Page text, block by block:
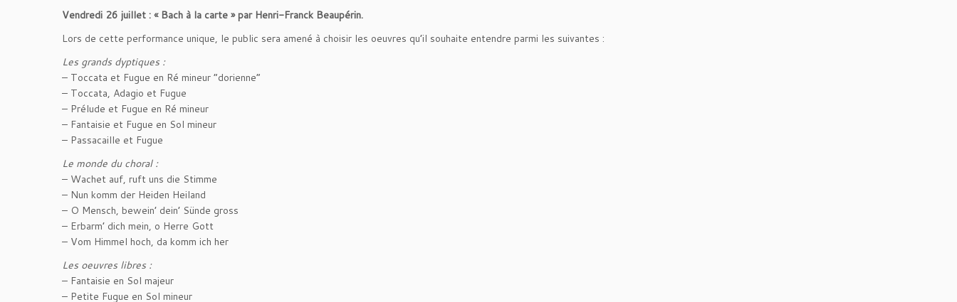
Vendredi 26 juillet : « Bach à la carte » par Henri-Franck Beaupérin.
Lors de cette performance unique, le public sera amené à choisir les oeuvres qu’il souhaite entendre parmi les suivantes :
Les grands dyptiques :
– Toccata et Fugue en Ré mineur “dorienne”
– Toccata, Adagio et Fugue
– Prélude et Fugue en Ré mineur
– Fantaisie et Fugue en Sol mineur
– Passacaille et Fugue
Le monde du choral :
– Wachet auf, ruft uns die Stimme
– Nun komm der Heiden Heiland
– O Mensch, bewein’ dein’ Sünde gross
– Erbarm’ dich mein, o Herre Gott
– Vom Himmel hoch, da komm ich her
Les oeuvres libres :
– Fantaisie en Sol majeur
– Petite Fugue en Sol mineur